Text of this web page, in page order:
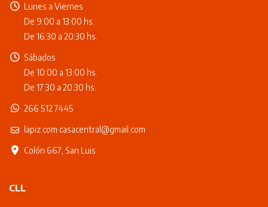
Lunes a Viernes
De 9:00 a 13:00 hs.
De 16:30 a 20:30 hs.
Sábados
De 10:00 a 13:00 hs.
De 17:30 a 20:30 hs.
266 512 7445
lapiz.com.casacentral@gmail.com
Colón 667, San Luis
CLL